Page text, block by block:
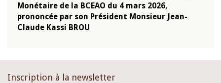
Monétaire de la BCEAO du 4 mars 2026,
prononcée par son Président Monsieur Jean-
Claude Kassi BROU
Inscription à la newsletter